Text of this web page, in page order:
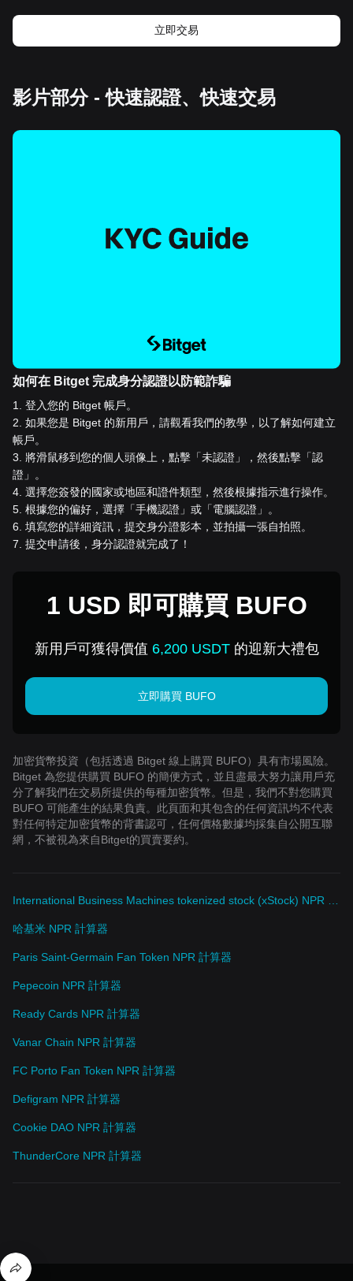
立即交易
影片部分 - 快速認證、快速交易
如何在 Bitget 完成身分認證以防範詐騙
1
登入您的 Bitget 帳戶。
2 如果您是 Bitget 的新用戶，請觀看我們的教學，以了解如何建立
帳戶。
3 將滑鼠移到您的個人頭像上，點擊「未認證」，然後點擊「認
證」。
4 選擇您簽發的國家或地區和證件類型，然後根據指示進行操作。
5 根據您的偏好，選擇「手機認證」或「電腦認證」。
6 填寫您的詳細資訊，提交身分證影本，並拍攝一張自拍照。
7 提交申請後，身分認證就完成了！
1 USD 即可購買 BUFO
新用戶可獲得價值 6,200 USDT的迎新大禮包
立即購買 BUFO
加密貨幣投資（包括透過 Bitget 線上購買 BUFO）具有市場風險。
Bitget 為您提供購買 BUFO 的簡便方式，並且盡最大努力讓用戶充
分了解我們在交易所提供的每種加密貨幣。但是，我們不對您購買
BUFO 可能產生的結果負責。此頁面和其包含的任何資訊均不代表
對任何特定加密貨幣的背書認可，任何價格數據均採集自公開互聯
網，不被視為來自Bitget的買賣要約。
哈基米 NPR 計算器
Paris Saint-Germain Fan Token NPR 計算器
Pepecoin NPR 計算器
Ready Cards NPR 計算器
Vanar Chain NPR 計算器
FC Porto Fan Token NPR 計算器
Defigram NPR 計算器
Cookie DAO NPR 計算器
ThunderCore NPR 計算器